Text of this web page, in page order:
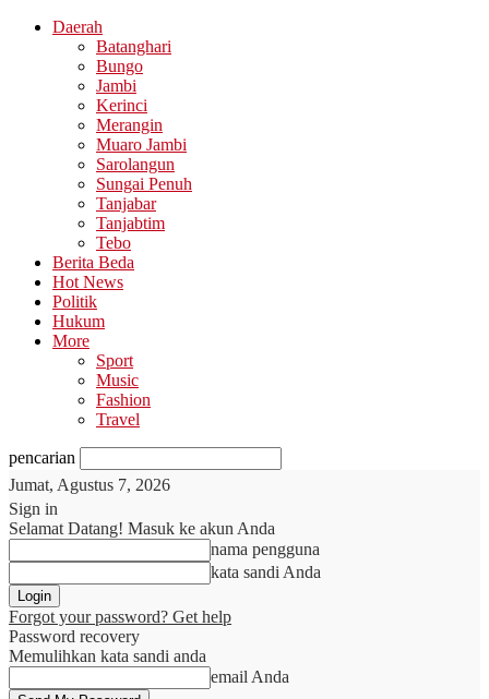
Daerah
Batanghari
Bungo
Jambi
Kerinci
Merangin
Muaro Jambi
Sarolangun
Sungai Penuh
Tanjabar
Tanjabtim
Tebo
Berita Beda
Hot News
Politik
Hukum
More
Sport
Music
Fashion
Travel
pencarian
Jumat, Agustus 7, 2026
Sign in
Selamat Datang! Masuk ke akun Anda
nama pengguna
kata sandi Anda
Forgot your password? Get help
Password recovery
Memulihkan kata sandi anda
email Anda